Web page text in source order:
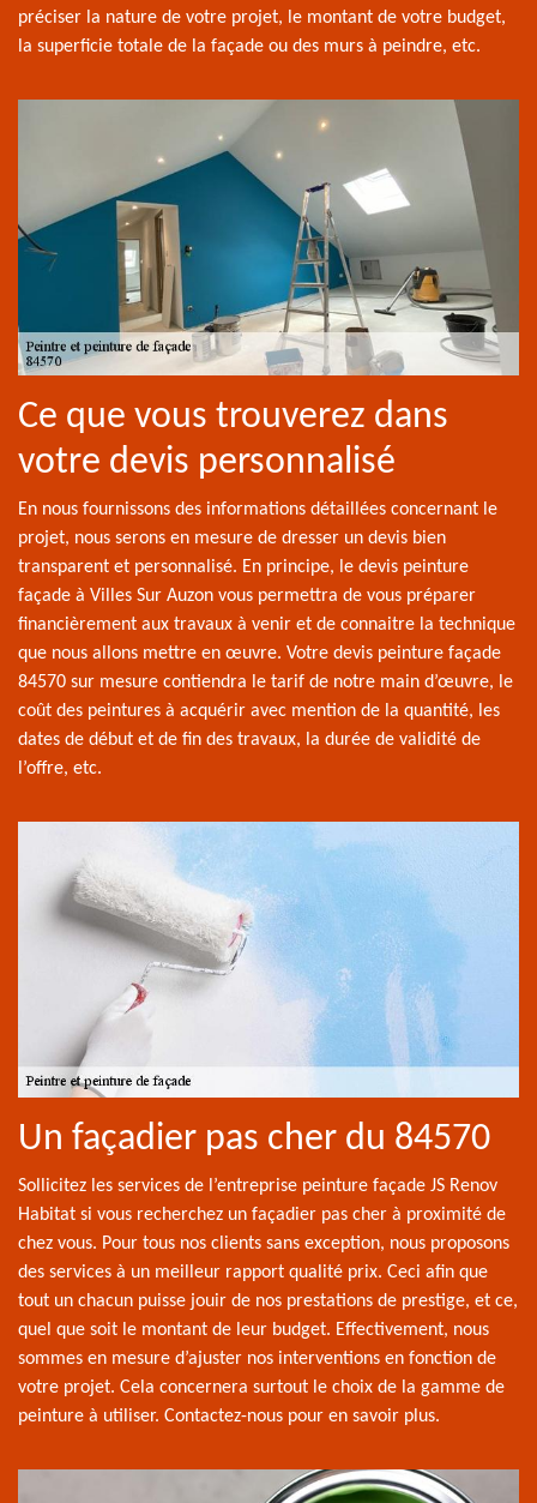
préciser la nature de votre projet, le montant de votre budget,
la superficie totale de la façade ou des murs à peindre, etc.
Ce que vous trouverez dans
votre devis personnalisé
En nous fournissons des informations détaillées concernant le
projet, nous serons en mesure de dresser un devis bien
transparent et personnalisé. En principe, le devis peinture
façade à Villes Sur Auzon vous permettra de vous préparer
financièrement aux travaux à venir et de connaitre la technique
que nous allons mettre en œuvre. Votre devis peinture façade
84570 sur mesure contiendra le tarif de notre main d’œuvre, le
coût des peintures à acquérir avec mention de la quantité, les
dates de début et de fin des travaux, la durée de validité de
l’offre, etc.
Un façadier pas cher du 84570
Sollicitez les services de l’entreprise peinture façade JS Renov
Habitat si vous recherchez un façadier pas cher à proximité de
chez vous. Pour tous nos clients sans exception, nous proposons
des services à un meilleur rapport qualité prix. Ceci afin que
tout un chacun puisse jouir de nos prestations de prestige, et ce,
quel que soit le montant de leur budget. Effectivement, nous
sommes en mesure d’ajuster nos interventions en fonction de
votre projet. Cela concernera surtout le choix de la gamme de
peinture à utiliser. Contactez-nous pour en savoir plus.